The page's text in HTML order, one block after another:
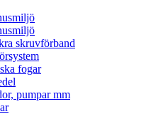
skruvförband
fogar
pumpar mm